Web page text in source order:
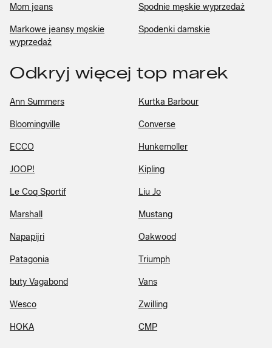
Mom jeans Spodnie męskie wyprzedaż
Markowe jeansy męskie
wyprzedaż
Spodenki damskie
Odkryj więcej top marek
Ann Summers Kurtka Barbour
Bloomingville Converse
ECCO Hunkemoller
JOOP! Kipling
Le Coq Sportif Liu Jo
Marshall Mustang
Napapijri Oakwood
Patagonia Triumph
buty Vagabond Vans
Wesco Zwilling
HOKA CMP